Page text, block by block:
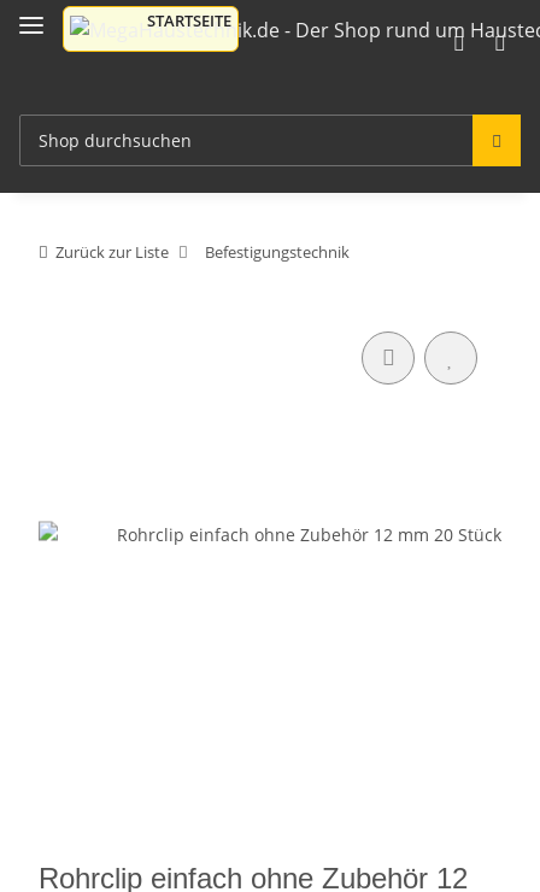
Zurück zur Liste Befestigungstechnik
Rohrclip einfach ohne Zubehör 12